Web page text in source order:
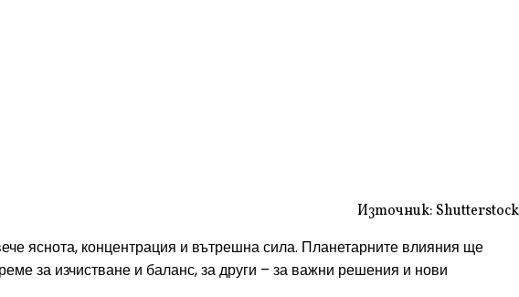
Източник: Shutterstock
яснота, концентрация и вътрешна сила. Планетарните влияния ще
за изчистване и баланс, за други – за важни решения и нови